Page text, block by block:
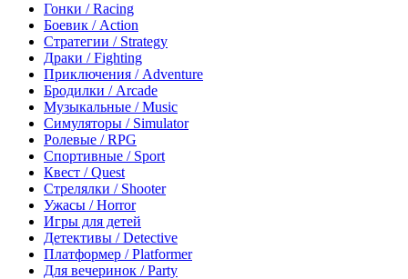
Гонки / Racing
Боевик / Action
Стратегии / Strategy
Драки / Fighting
Приключения / Adventure
Бродилки / Arcade
Музыкальные / Music
Симуляторы / Simulator
Ролевые / RPG
Спортивные / Sport
Квест / Quest
Стрелялки / Shooter
Ужасы / Horror
Игры для детей
Детективы / Detective
Платформер / Platformer
Для вечеринок / Party